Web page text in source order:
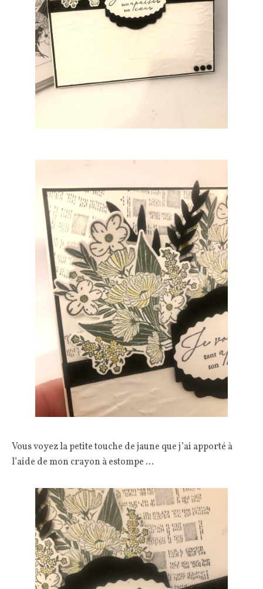
Vous voyez la petite touche de jaune que j’ai apporté à
l’aide de mon crayon à estompe …